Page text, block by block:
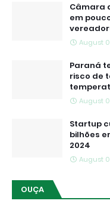
Câmara
em
August
Paraná
risco de
August
Startup
bilhões
2024
August
OUÇA